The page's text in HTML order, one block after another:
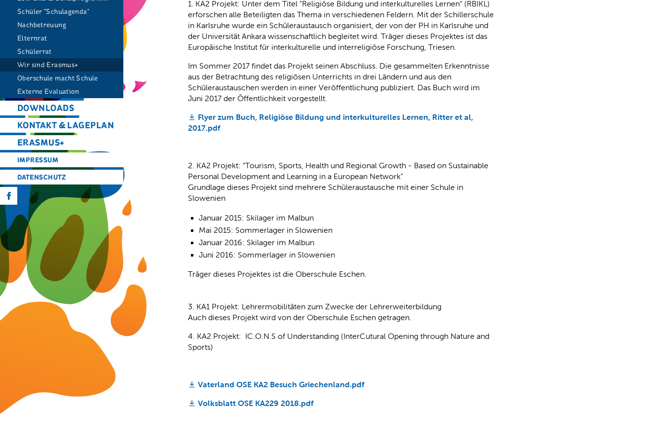
Schüler "Schulagenda"
Nachbetreuung
Elternrat
Schülerrat
Wir sind Erasmus+
Oberschule macht Schule
Externe Evaluation
DOWNLOADS
KONTAKT & LAGEPLAN
ERASMUS+
IMPRESSUM
DATENSCHUTZ
f
1. KA2 Projekt: Unter dem Titel "Religiöse Bildung und interkulturelles Lernen" (RBIKL)
erforschen alle Beteiligten das Thema in verschiedenen Feldern. Mit der Schillerschule
in Karlsruhe wurde ein Schüleraustausch organisiert, der von der PH in Karlsruhe und
der Universität Ankara wissenschaftlich begleitet wird. Träger dieses Projektes ist das
Europäische Institut für interkulturelle und interreligiöse Forschung, Triesen.
Im Sommer 2017 findet das Projekt seinen Abschluss. Die gesammelten Erkenntnisse
aus der Betrachtung des religiösen Unterrichts in drei Ländern und aus den
Schüleraustauschen werden in einer Veröffentlichung publiziert. Das Buch wird im
Juni 2017 der Öffentlichkeit vorgestellt.
Flyer zum Buch, Religiöse Bildung und interkulturelles Lernen, Ritter et al,
2017.pdf
2. KA2 Projekt: "Tourism, Sports, Health und Regional Growth - Based on Sustainable
Personal Development and Learning in a European Network"
Grundlage dieses Projekt sind mehrere Schüleraustausche mit einer Schule in
Slowenien
Januar 2015: Skilager im Malbun
Mai 2015: Sommerlager in Slowenien
Januar 2016: Skilager im Malbun
Juni 2016: Sommerlager in Slowenien
Träger dieses Projektes ist die Oberschule Eschen.
3. KA1 Projekt: Lehrermobilitäten zum Zwecke der Lehrerweiterbildung
Auch dieses Projekt wird von der Oberschule Eschen getragen.
4. KA2 Projekt: IC.O.N.S of Understanding (InterCutural Opening through Nature and
Sports)
Vaterland OSE KA2 Besuch Griechenland.pdf
Volksblatt OSE KA229 2018.pdf